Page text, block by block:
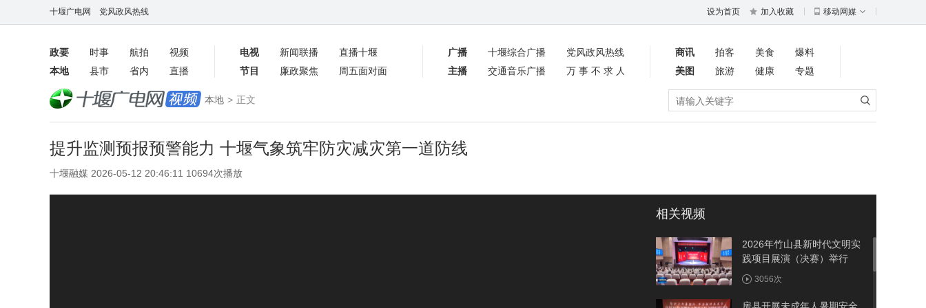
十堰广电网 党风政风热线 设为首页 加入收藏 移动网媒
政要 时事 航拍
视频
本地
县市 省内 直播
电视 新闻联播
直播十堰
节目
廉政聚焦 周五面对面
广播 十堰综合广播
党风政风热线
主播
交通音乐广播 万事不求人
商讯 拍客 美食
爆料
美图
旅游 健康
专题
数字报
本地 > 正文
提升监测预报预警能力 十堰气象筑牢防灾减灾第一道防线
十堰融媒 2026-05-12 20:46:11 10694次播放
相关视频
2026年竹山县新时代文明实
践项目展演（决赛）举行
3056次